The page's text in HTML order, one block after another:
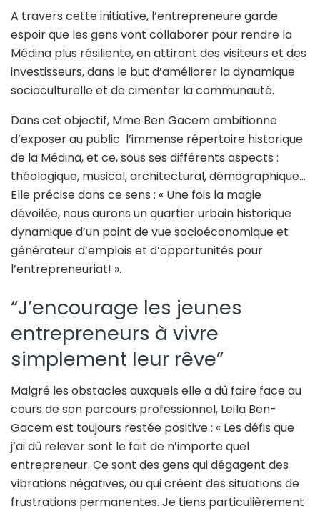
A travers cette initiative, l’entrepreneure garde
espoir que les gens vont collaborer pour rendre la
Médina plus résiliente, en attirant des visiteurs et des
investisseurs, dans le but d’améliorer la dynamique
socioculturelle et de cimenter la communauté.
Dans cet objectif, Mme Ben Gacem ambitionne
d’exposer au public l’immense répertoire historique
de la Médina, et ce, sous ses différents aspects :
théologique, musical, architectural, démographique…
Elle précise dans ce sens : « Une fois la magie
dévoilée, nous aurons un quartier urbain historique
dynamique d’un point de vue socioéconomique et
générateur d’emplois et d’opportunités pour
l’entrepreneuriat! ».
“J’encourage les jeunes
entrepreneurs à vivre
simplement leur rêve”
Malgré les obstacles auxquels elle a dû faire face au
cours de son parcours professionnel, Leïla Ben-
Gacem est toujours restée positive : « Les défis que
j’ai dû relever sont le fait de n’importe quel
entrepreneur. Ce sont des gens qui dégagent des
vibrations négatives, ou qui créent des situations de
frustrations permanentes. Je tiens particulièrement